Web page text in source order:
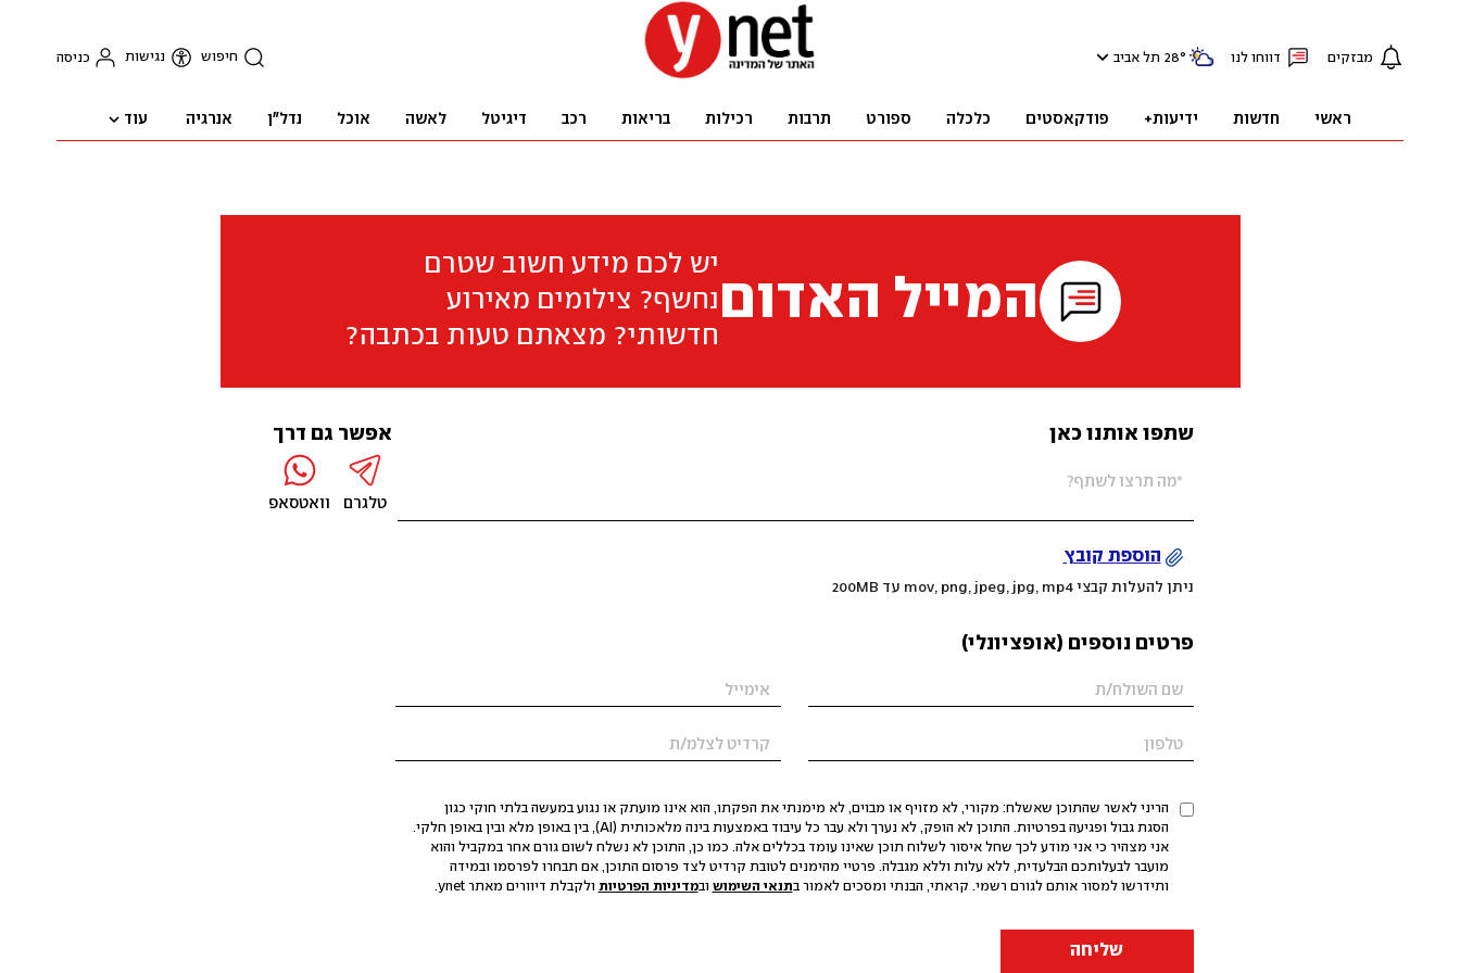
מבזקים דווחו לנו 28° תל אביב חיפוש נגישות כניסה
ראשי חדשות ידיעות+ פודקאסטים כלכלה ספורט תרבות רכילות בריאות רכב דיגיטל לאשה אוכל נדל"ן אנרגיה עוד
המייל האדום
יש לכם מידע חשוב שטרם
נחשף? צילומים מאירוע
חדשותי? מצאתם טעות בכתבה?
שתפו אותנו כאן
הוספת קובץ
ניתן להעלות קבצי mov, png, jpeg, jpg, mp4 עד 200MB
פרטים נוספים (אופציונלי)
הריני לאשר שהתוכן שאשלח: מקורי, לא מזויף או מבוים, לא מימנתי את הפקתו, הוא אינו מועתק או נגוע במעשה בלתי חוקי כגון
הסגת גבול ופגיעה בפרטיות. התוכן לא הופק, לא נערך ולא עבר כל עיבוד באמצעות בינה מלאכותית (AI), בין באופן מלא ובין באופן חלקי.
אני מצהיר כי אני מודע לכך שחל איסור לשלוח תוכן שאינו עומד בכללים אלה. כמו כן, התוכן לא נשלח לשום גורם אחר במקביל והוא
מועבר לבעלותכם הבלעדית, ללא עלות וללא מגבלה. פרטיי מהימנים לטובת קרדיט לצד פרסום התוכן, אם תבחרו לפרסמו ובמידה
ותידרשו למסור אותם לגורם רשמי. קראתי, הבנתי ומסכים לאמור בתנאי השימוש ובמדיניות הפרטיות ולקבלת דיוורים מאתר ynet.
שליחה
אפשר גם דרך
טלגרם וואטסאפ